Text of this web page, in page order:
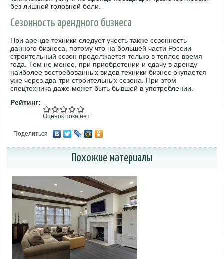
без лишней головной боли.
Сезонность арендного бизнеса
При аренде техники следует учесть также сезонность
данного бизнеса, потому что на большей части России
строительный сезон продолжается только в теплое время
года. Тем не менее, при приобретении и сдачу в аренду
наиболее востребованных видов техники бизнес окупается
уже через два-три строительных сезона. При этом
спецтехника даже может быть бывшей в употреблении.
Рейтинг:
Оценок пока нет
Поделиться
Похожие материалы